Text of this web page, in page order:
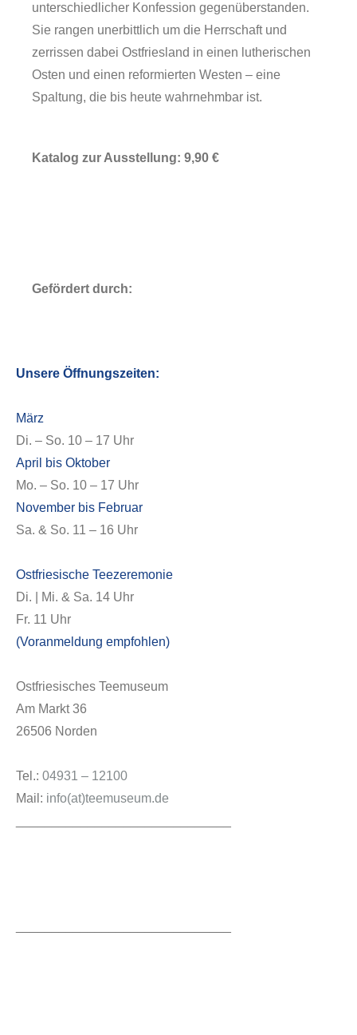
Service
unterschiedlicher Konfession gegenüberstanden.
Sie rangen unerbittlich um die Herrschaft und
zerrissen dabei Ostfriesland in einen lutherischen
Osten und einen reformierten Westen – eine
Spaltung, die bis heute wahrnehmbar ist.
Katalog zur Ausstellung: 9,90 €
Gefördert durch:
Unsere Öffnungszeiten:
März
Di. – So. 10 – 17 Uhr
April bis Oktober
Mo. – So. 10 – 17 Uhr
November bis Februar
Sa. & So. 11 – 16 Uhr
Ostfriesische Teezeremonie
Di. | Mi. & Sa. 14 Uhr
Fr. 11 Uhr
(Voranmeldung empfohlen)
Ostfriesisches Teemuseum
Am Markt 36
26506 Norden
Tel.: 04931 – 12100
Mail: info(at)teemuseum.de